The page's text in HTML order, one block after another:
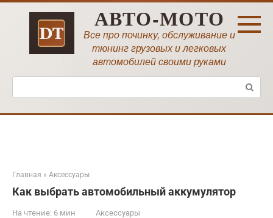
Перейти
АВТО-МОТО
Все про починку, обслуживание и
тюнинг грузовых и легковых
автомобилей своими руками
Поиск:
Главная » Аксессуары
Как выбрать автомобильный аккумулятор
На чтение: 6 мин Аксессуары